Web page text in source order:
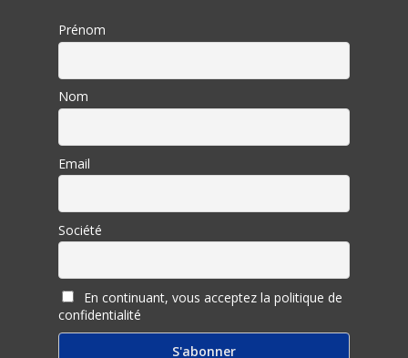
Prénom
Nom
Email
Société
En continuant, vous acceptez la politique de
confidentialité